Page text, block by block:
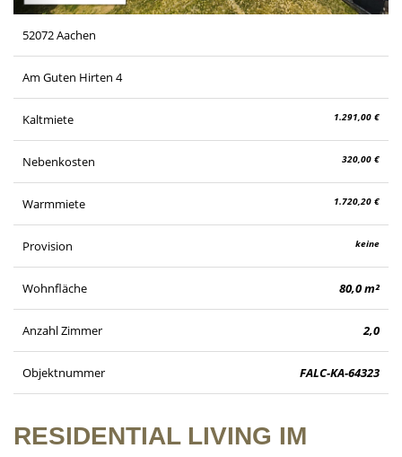
52072 Aachen
Am Guten Hirten 4
Kaltmiete 1.291,00 €
Nebenkosten 320,00 €
Warmmiete 1.720,20 €
Provision keine
Wohnfläche 80,0 m²
Anzahl Zimmer 2,0
Objektnummer FALC-KA-64323
RESIDENTIAL LIVING IM